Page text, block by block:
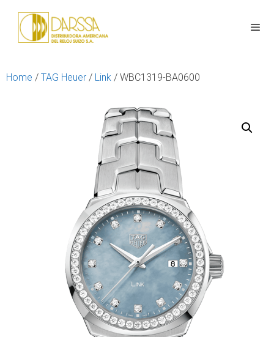
Home / TAG Heuer / Link / WBC1319-BA0600